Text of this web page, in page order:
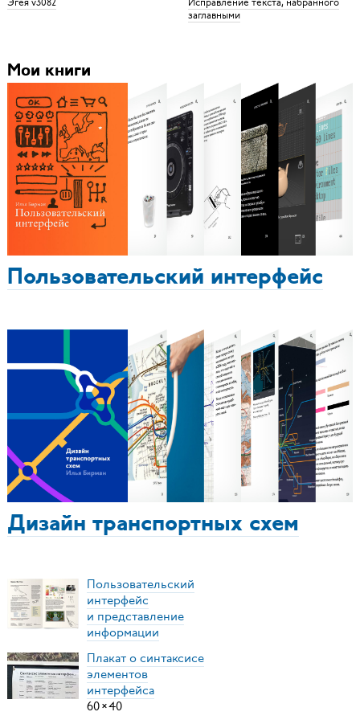
заглавными
Мои книги
Пользовательский интерфейс
Дизайн транспортных схем
Пользовательский
интерфейс
и представление
информации
Плакат о синтаксисе
элементов
интерфейса
60×40